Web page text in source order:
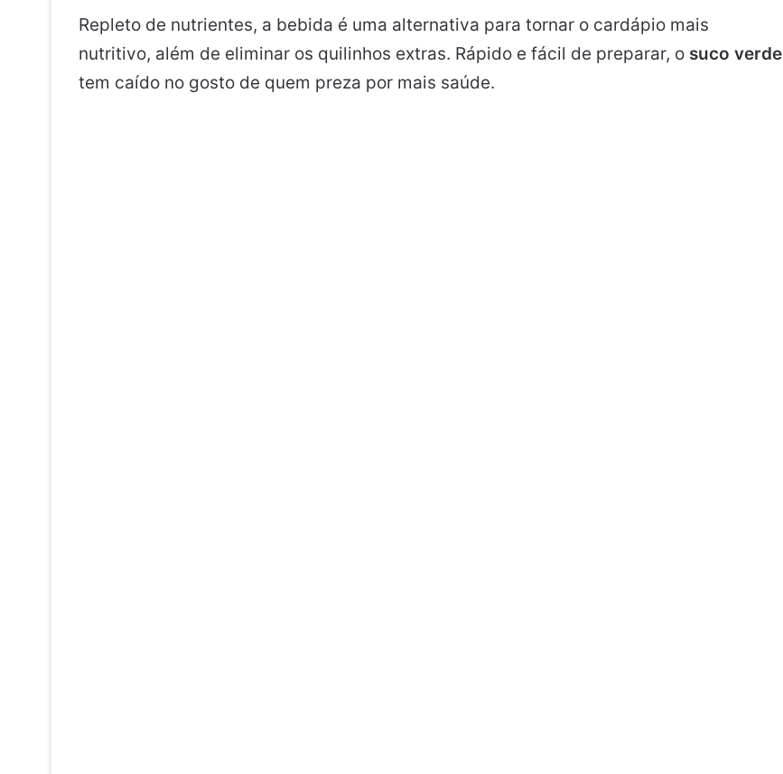
Repleto de nutrientes, a bebida é uma alternativa para tornar o cardápio mais
nutritivo, além de eliminar os quilinhos extras. Rápido e fácil de preparar, o suco verde
tem caído no gosto de quem preza por mais saúde.